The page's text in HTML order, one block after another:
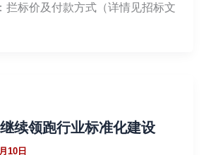
拦标价及付款方式（详情见招标文
续领跑行业标准化建设
10日